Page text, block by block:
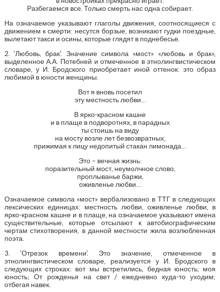
Разбегаемся все. Только смерть нас одна собирает.
На означаемое указывают глаголы движения, соотносящиеся с
движением к смерти: несутся борзые, возникают гудки поездные,
вылетают такси и осины, которые глядят в поднебесье.
2. ‘Любовь, брак’. Значение символа «мост» «любовь и брак»,
выделенное А.А. Потебней и отмеченное в этнолингвистическом
словаре, у И. Бродского приобретает иной оттенок: это образ
любимой в юности женщины.
Вот я вновь посетил
эту местность любви…
В ярко-красном кашне
и в плаще в подворотнях, в парадных
ты стоишь на виду
на мосту возле лет безвозвратных,
прижимая к лицу недопитый стакан лимонада…
Это – вечная жизнь:
поразительный мост, неумолчное слово,
проплыванье баржи,
оживленье любви…
Означаемое символа «мост» вербализовано в ТТГ в следующих
лексических единицах: местность любви, оживленье любви, в
ярко-красном кашне и в плаще, на означаемое указывают имена
существительные, которые отсылают к автобиографическим
чертам стихотворения, в данной местности жила возлюбленная
поэта.
3. ‘Отрезок времени’. Это значение, отмеченное в
этнолингвистическом словаре, реализуется у И. Бродского в
следующих строках: вот мы встретились, бедная юность; моя
юность; От рожденья на свет / ежедневно куда-то уходим;
отбегая навек.